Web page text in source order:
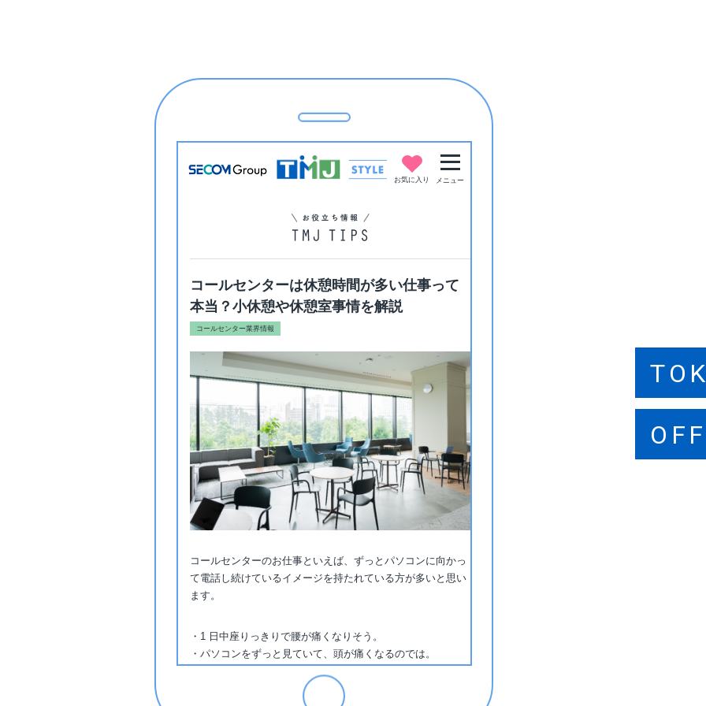
お気に入り メニュー
コールセンターは休憩時間が多い仕事って
本当？小休憩や休憩室事情を解説
コールセンター業界情報
コールセンターのお仕事といえば、ずっとパソコンに向かっ
て電話し続けているイメージを持たれている方が多いと思い
ます。
・1 日中座りっきりで腰が痛くなりそう。
・パソコンをずっと見ていて、頭が痛くなるのでは。
でもそのようなことはありません。